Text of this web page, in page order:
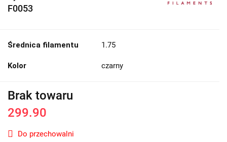
F0053
Średnica filamentu 1.75
Kolor czarny
Brak towaru
299.90
Do przechowalni